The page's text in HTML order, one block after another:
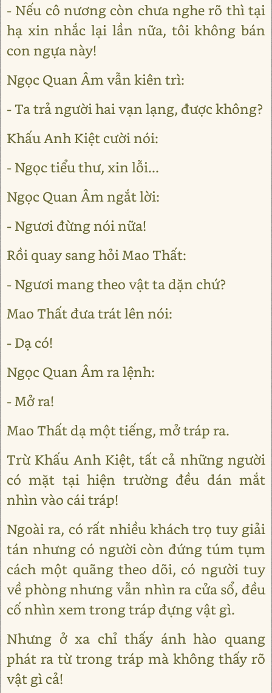
- Nếu cô nương còn chưa nghe rõ thì tại
hạ xin nhắc lại lần nữa, tôi không bán
con ngựa này!
Ngọc Quan Âm vẫn kiên trì:
- Ta trả người hai vạn lạng, được không?
Khấu Anh Kiệt cười nói:
- Ngọc tiểu thư, xin lỗi...
Ngọc Quan Âm ngắt lời:
- Ngươi đừng nói nữa!
Rồi quay sang hỏi Mao Thất:
- Ngươi mang theo vật ta dặn chứ?
Mao Thất đưa trát lên nói:
- Dạ có!
Ngọc Quan Âm ra lệnh:
- Mở ra!
Mao Thất dạ một tiếng, mở tráp ra.
Trừ Khấu Anh Kiệt, tất cả những người
có mặt tại hiện trường đều dán mắt
nhìn vào cái tráp!
Ngoài ra, có rất nhiều khách trọ tuy giải
tán nhưng có người còn đứng túm tụm
cách một quãng theo dõi, có người tuy
về phòng nhưng vẫn nhìn ra cửa sổ, đều
cố nhìn xem trong tráp đựng vật gì.
Nhưng ở xa chỉ thấy ánh hào quang
phát ra từ trong tráp mà không thấy rõ
vật gì cả!